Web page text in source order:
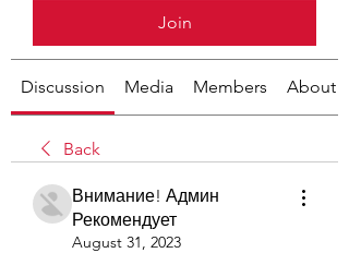
Join
Discussion Media Members About
Back
Внимание! Админ
Рекомендует
August 31, 2023